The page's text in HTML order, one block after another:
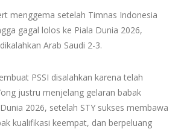
menggema setelah Timnas Indonesia
gagal lolos ke Piala Dunia 2026,
Arab Saudi 2-3.
PSSI disalahkan karena telah
justru menjelang gelaran babak
2026, setelah STY sukses membawa
kualifikasi keempat, dan berpeluang